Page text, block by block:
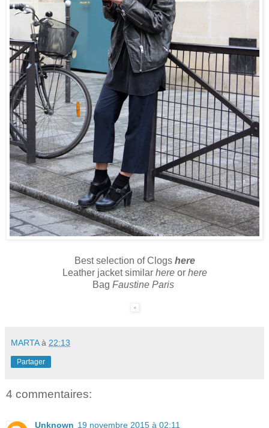
Best selection of Clogs here
Leather jacket similar hereor here
Bag Faustine Paris
MARTA à 22:13
Partager
4 commentaires:
Unknown 19 novembre 2015 à 02:11